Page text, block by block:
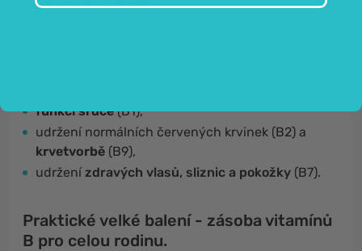
B3, B5, B6, B7, B12),
funkci srdce(B1),
udržení normálních červených krvinek (B2) a
krvetvorbě (B9),
udrženízdravých vlasů, sliznic a pokožky (B7).
Praktické velké balení - zásoba vitamínů
B pro celou rodinu.